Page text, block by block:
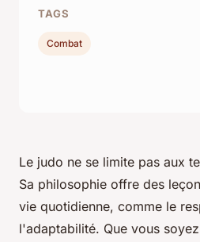
Le judo ne se limite pas aux
Sa philosophie offre des
vie quotidienne, comme le
l'adaptabilité. Que vous
TAGS
Combat